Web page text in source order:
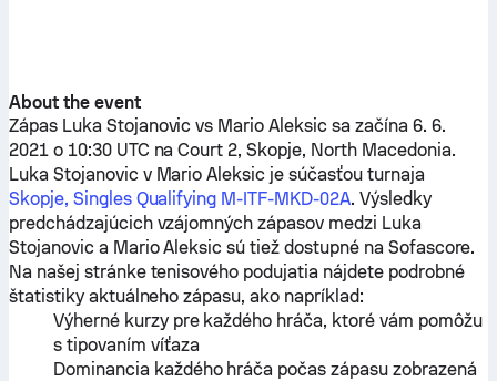
About the event
Zápas Luka Stojanovic vs Mario Aleksicsa začína 6. 6.
2021 o 10:30 UTC na Court 2, Skopje, North Macedonia.
Luka Stojanovicv Mario Aleksic je súčasťou turnaja
Skopje, Singles Qualifying M-ITF-MKD-02A. Výsledky
predchádzajúcich vzájomných zápasov medzi Luka
Stojanovica Mario Aleksic sú tiež dostupné na Sofascore.
Na našej stránke tenisového podujatia nájdete podrobné
štatistiky aktuálneho zápasu, ako napríklad:
Výherné kurzy pre každého hráča, ktoré vám pomôžu
s tipovaním víťaza
Dominancia každého hráča počas zápasu zobrazená